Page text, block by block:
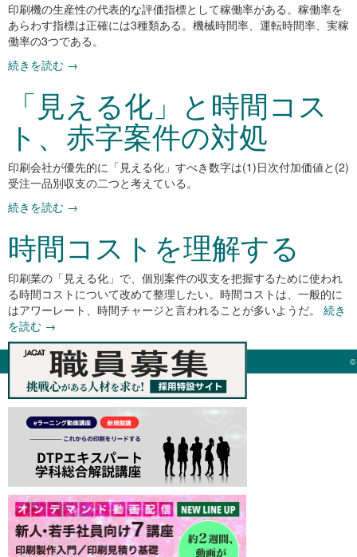
印刷機の生産性の代表的な評価指標として稼働率がある。稼働率を
あらわす指標は正確には3種類ある。機械時間率、運転時間率、実稼
働率の3つである。
続きを読む →
「見える化」と時間コス
ト、赤字案件の対処
印刷会社が優先的に「見える化」すべき数字は(1)日次付加価値と(2)
受注一品別収支の二つと考えている。
続きを読む →
時間コストを理解する
印刷業の「見える化」で、個別案件の収支を把握するために使われ
る時間コストについて改めて整理したい。時間コストは、一般的に
はアワーレート、時間チャージと言われることが多いようだ。 続き
を読む →
©